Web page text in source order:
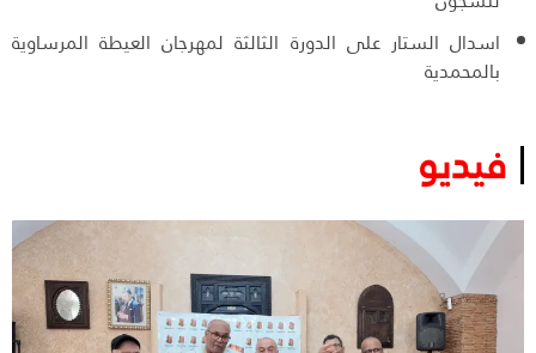
اسدال الستار على الدورة الثالثة لمهرجان العيطة المرساوية
بالمحمدية
فيديو